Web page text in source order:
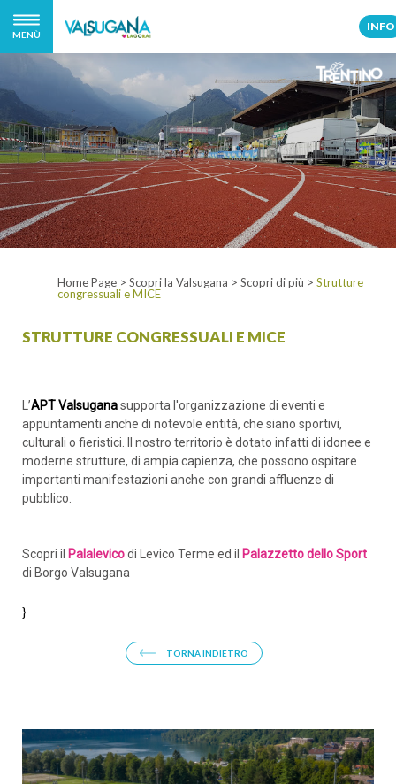
MENÙ
INFO
Home Page > Scopri la Valsugana > Scopri di più > Strutture
congressuali e MICE
STRUTTURE CONGRESSUALI E MICE
L’APT Valsuganasupporta l'organizzazione di eventi e
appuntamenti anche di notevole entità, che siano sportivi,
culturali o fieristici. Il nostro territorio è dotato infatti di idonee e
moderne strutture, di ampia capienza, che possono ospitare
importanti manifestazioni anche con grandi affluenze di
pubblico.
Scopri il Palalevicodi Levico Terme ed il Palazzetto dello Sport
di Borgo Valsugana
}
TORNA INDIETRO